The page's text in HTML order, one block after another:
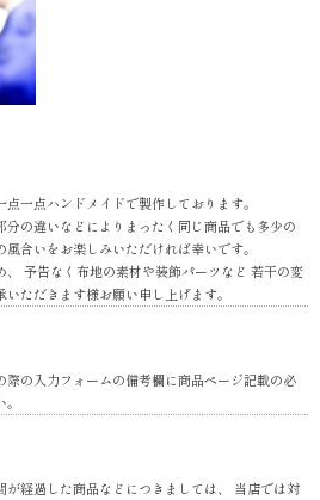
一点ハンドメイドで製作しております。
分の違いなどによりまったく同じ商品でも多少の
合いをお楽しみいただければ幸いです。
、 予告なく布地の素材や装飾パーツなど 若干の変
ただきます様お願い申し上げます。
の入力フォームの備考欄に商品ページ記載の必
経過した商品などにつきましては、 当店では対